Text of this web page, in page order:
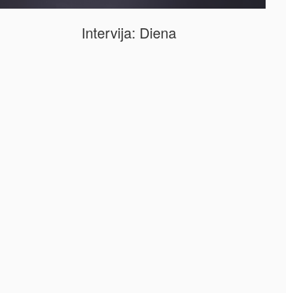
Intervija: Diena